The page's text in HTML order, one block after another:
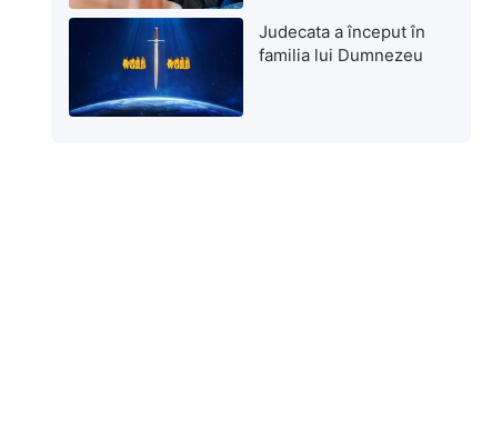
Judecata a început în
familia lui Dumnezeu